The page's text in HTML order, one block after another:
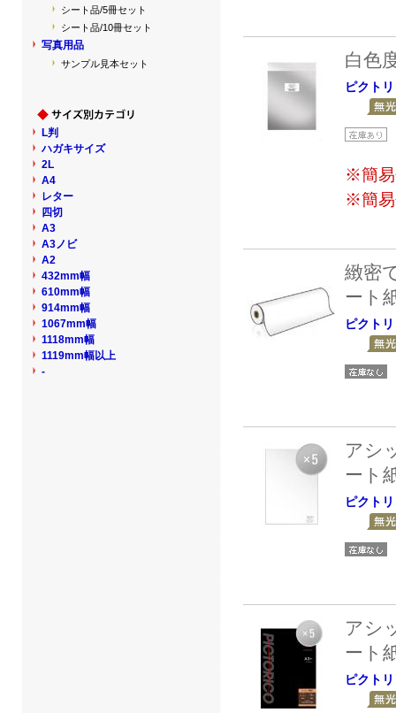
白色
ピクト
※簡易
※簡易
緻密
ート
ピクト
アシ
ート
ピクト
アシ
ート
ピクト
シート品/5冊セット
シート品/10冊セット
写真用品
サンプル見本セット
L判
ハガキサイズ
2L
A4
レター
四切
A3
A3ノビ
A2
432mm幅
610mm幅
914mm幅
1067mm幅
1118mm幅
1119mm幅以上
-